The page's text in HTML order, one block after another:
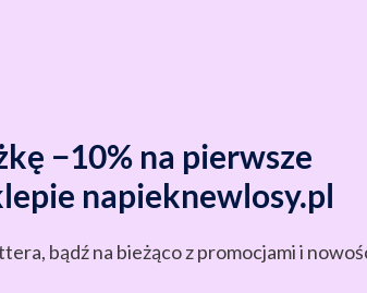
−10% na pierwsze
napieknewlosy.pl
bądź na bieżąco z promocjami i